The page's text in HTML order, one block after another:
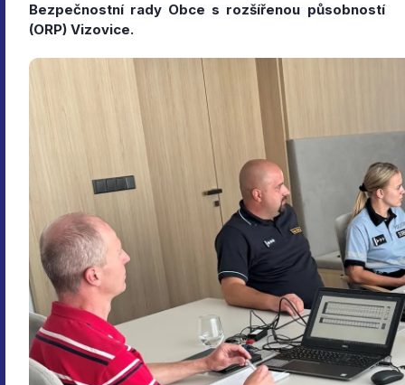
Bezpečnostní rady Obce s rozšířenou působností
(ORP) Vizovice.